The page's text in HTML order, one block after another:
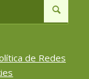
de Redes